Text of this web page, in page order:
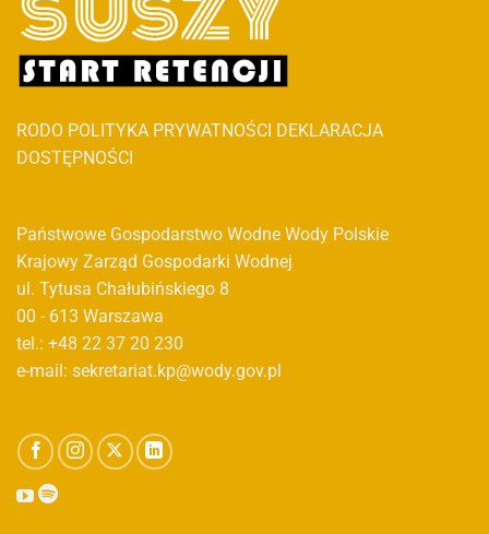
RODO POLITYKA PRYWATNOŚCI DEKLARACJA
DOSTĘPNOŚCI
Państwowe Gospodarstwo Wodne Wody Polskie
Krajowy Zarząd Gospodarki Wodnej
ul. Tytusa Chałubińskiego 8
00 - 613 Warszawa
tel.: +48 22 37 20 230
e-mail: sekretariat.kp@wody.gov.pl